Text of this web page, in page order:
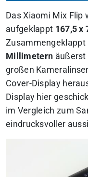
Das Xiaomi Mix Flip
aufgeklappt 167,5 x
Millimetern äußerst
großen
Cover-Display
Display hier
im Vergleich zum
eindrucksvoller